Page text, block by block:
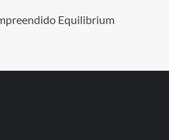
Equilibrium